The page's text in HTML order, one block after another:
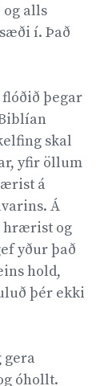
alls
í. Það
þegar
skal
yfir öllum
á
Á
hrærist og
yður það
hold,
þér ekki
gera
óhollt.